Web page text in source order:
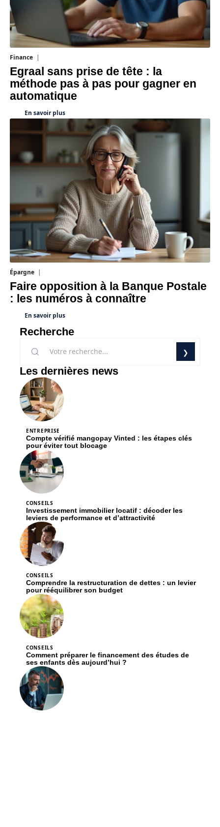
Finance
Egraal sans prise de tête : la
méthode pas à pas pour gagner en
automatique
En savoir plus
Épargne
Faire opposition à la Banque Postale
: les numéros à connaître
En savoir plus
Recherche
Les dernières news
ENTREPRISE
Compte vérifié mangopay Vinted : les étapes clés
pour éviter tout blocage
CONSEILS
Investissement immobilier locatif : décoder les
leviers de performance et d’attractivité
CONSEILS
Comprendre la restructuration de dettes : un levier
pour rééquilibrer son budget
CONSEILS
Comment préparer le financement des études de
ses enfants dès aujourd’hui ?